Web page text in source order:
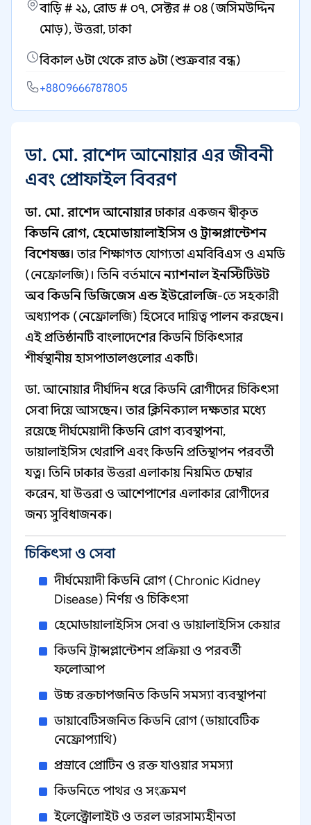
বাড়ি # ২১, রোড # ০৭, সেক্টর # ০৪ (জসিমউদ্দিন
মোড়), উত্তরা, ঢাকা
বিকাল ৬টা থেকে রাত ৯টা (শুক্রবার বন্ধ)
+8809666787805
ডা. মো. রাশেদ আনোয়ার এর জীবনী
এবং প্রোফাইল বিবরণ
ডা. মো. রাশেদ আনোয়ারঢাকার একজন স্বীকৃত
কিডনি রোগ, হেমোডায়ালাইসিস ও ট্রান্সপ্লান্টেশন
বিশেষজ্ঞ। তার শিক্ষাগত যোগ্যতা এমবিবিএস ও এমডি
(নেফ্রোলজি)। তিনি বর্তমানেন্যাশনাল ইনস্টিটিউট
অব কিডনি ডিজিজেস এন্ড ইউরোলজি-তে সহকারী
অধ্যাপক (নেফ্রোলজি) হিসেবে দায়িত্ব পালন করছেন।
এই প্রতিষ্ঠানটি বাংলাদেশের কিডনি চিকিৎসার
শীর্ষস্থানীয় হাসপাতালগুলোর একটি।
ডা. আনোয়ার দীর্ঘদিন ধরে কিডনি রোগীদের চিকিৎসা
সেবা দিয়ে আসছেন। তার ক্লিনিক্যাল দক্ষতার মধ্যে
রয়েছে দীর্ঘমেয়াদী কিডনি রোগ ব্যবস্থাপনা,
ডায়ালাইসিস থেরাপি এবং কিডনি প্রতিস্থাপন পরবর্তী
যত্ন। তিনি ঢাকার উত্তরা এলাকায় নিয়মিত চেম্বার
করেন, যা উত্তরা ও আশেপাশের এলাকার রোগীদের
জন্য সুবিধাজনক।
চিকিৎসা ও সেবা
দীর্ঘমেয়াদী কিডনি রোগ (Chronic Kidney
Disease) নির্ণয় ও চিকিৎসা
হেমোডায়ালাইসিস সেবা ও ডায়ালাইসিস কেয়ার
কিডনি ট্রান্সপ্লান্টেশন প্রক্রিয়া ও পরবর্তী
ফলোআপ
উচ্চ রক্তচাপজনিত কিডনি সমস্যা ব্যবস্থাপনা
ডায়াবেটিসজনিত কিডনি রোগ (ডায়াবেটিক
নেফ্রোপ্যাথি)
প্রস্রাবে প্রোটিন ও রক্ত যাওয়ার সমস্যা
কিডনিতে পাথর ও সংক্রমণ
ইলেক্ট্রোলাইট ও তরল ভারসাম্যহীনতা